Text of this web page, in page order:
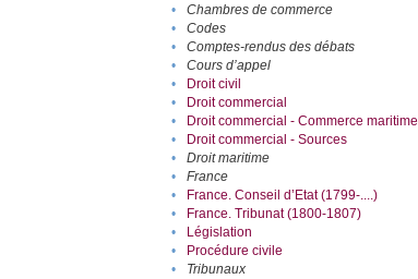
•
Chambres de commerce
•
Codes
•
Comptes-rendus des débats
•
Cours d’appel
•
Droit civil
•
Droit commercial
•
Droit commercial - Commerce maritime
•
Droit commercial - Sources
•
Droit maritime
•
France
•
France. Conseil d’Etat (1799-....)
•
France. Tribunat (1800-1807)
•
Législation
•
Procédure civile
•
Tribunaux